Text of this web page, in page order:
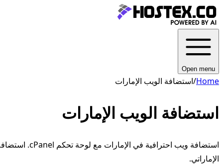
Open menu
Home
/استضافة الويب الإمارات
استضافة الويب الإمارات
الإماراتي.